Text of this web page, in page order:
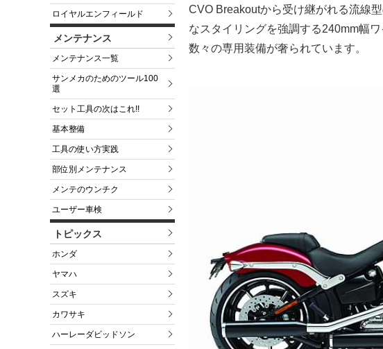
ロイヤルエンフィールド
メンテナンス
メンテナンス一覧
サンメカのためのツール100
選
セット工具の次はこれ!!
基本整備
工具の使い方実践
部位別メンテナンス
メンテのウンチク
ユーザー車検
トピックス
ホンダ
ヤマハ
スズキ
カワサキ
ハーレーダビッドソン
CVO Breakoutから受け継がれる流線
なスタイリングを強調する240mm幅
数々の専用装備が奢られています。